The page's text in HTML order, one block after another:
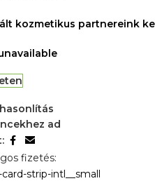
kozmetikus partnereink
ad
fizetés: